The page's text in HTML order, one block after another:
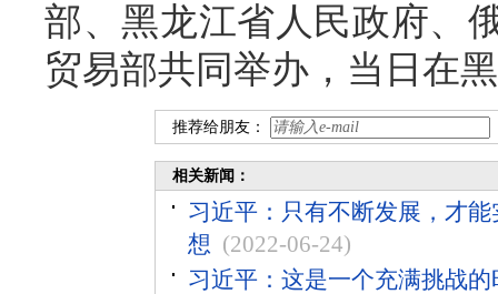
部、黑龙江省人民政府、
贸易部共同举办，当日在
推荐给朋友：
相关新闻：
习近平：只有不断发展，才
想 (2022-06-24)
习近平：这是一个充满挑战